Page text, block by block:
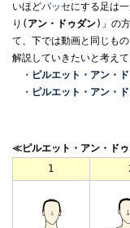
いほどパッセにする足は
り( アン・ドゥダン)」の
て、下では動画と同じも
解説していきたいと考えて
・ ピルエット・アン・
・ ピルエット・アン・
≪ピルエット・アン・ド
1